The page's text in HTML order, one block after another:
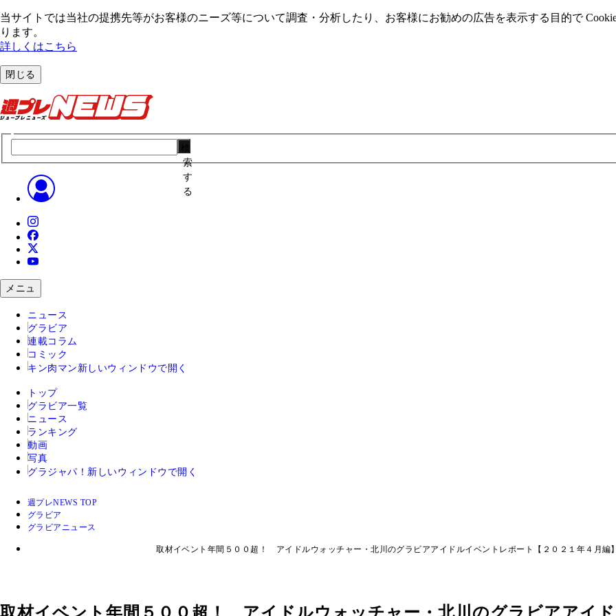
当サイトでは当社の提携先等がお客様のニーズ等について調査・分析したり、お客様にお勧めの広告を表⽰する⽬的で
ります。
詳しくはこちら
閉じる
索
す
る
メニュ
ニュース
グラビア
連載コラム
コミック
キン肉マン 新しいウィンドウで開く
トップ
グラビア一覧
ニュース
ランキング
動画
写真
グラジャパ！ 新しいウィンドウで開く
週プレNEWS TOP
グラビア
グラビアニュース
取材イベント年間５００超！ アイドルウォッチャー・北川のグラビアアイドルイベントレポート【２０２１年４月編】
取材イベント年間５００超！ アイドルウォッチャー・北川のグラビアアイド